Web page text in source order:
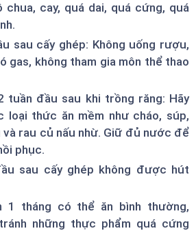
chua, cay, quá dai, quá cứng, quá
sau cấy ghép: Không uống rượu,
gas, không tham gia môn thể thao
tuần đầu sau khi trồng răng: Hãy
loại thức ăn mềm như cháo, súp,
rau củ nấu nhừ. Giữ đủ nước để
phục.
sau cấy ghép không được hút
1 tháng có thể ăn bình thường,
những thực phẩm quá cứng